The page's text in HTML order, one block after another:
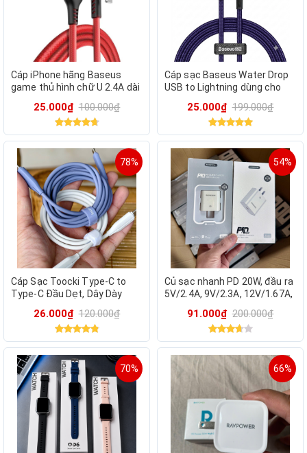
Cáp iPhone hãng Baseus
game thủ hình chữ U 2.4A dài
25.000₫ 100.000₫
Cáp sạc Baseus Water Drop
USB to Lightning dùng cho
nhiên25.000₫ 199.000₫
78%
Cáp Sạc Toocki Type-C to
Type-C Đầu Dẹt, Dây Dày
26.000₫ 120.000₫
54%
Củ sạc nhanh PD 20W, đầu ra
5V/2.4A, 9V/2.3A, 12V/1.67A,
91.000₫ 200.000₫
70% 66%